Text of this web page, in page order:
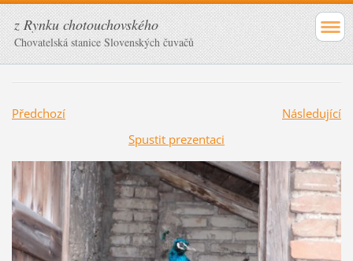
z Rynku chotouchovského
Chovatelská stanice Slovenských čuvačů
Předchozí
Následující
Spustit prezentaci